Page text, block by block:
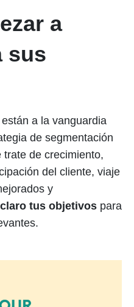
a
sus
a la vanguardia
de segmentación
de crecimiento,
del cliente, viaje
y
tus objetivos para